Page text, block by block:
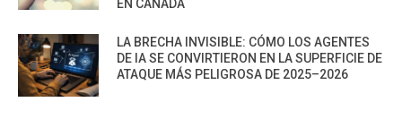
EN CANADÁ
LA BRECHA INVISIBLE: CÓMO LOS AGENTES
DE IA SE CONVIRTIERON EN LA SUPERFICIE DE
ATAQUE MÁS PELIGROSA DE 2025–2026